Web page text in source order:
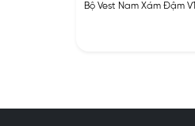
Bộ Vest Nam Xám Đậm V1